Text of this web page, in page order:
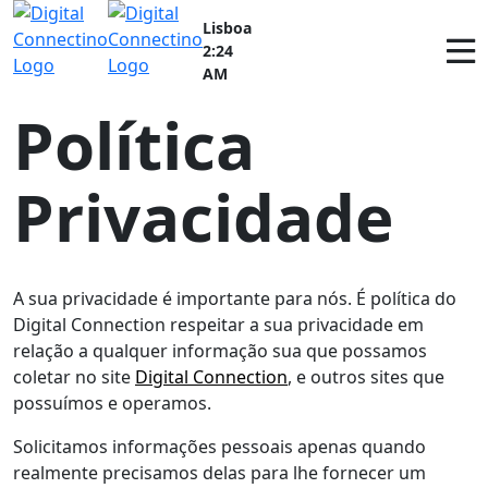
Lisboa
2:24
AM
Política
Privacidade
A sua privacidade é importante para nós. É política do
Digital Connection respeitar a sua privacidade em
relação a qualquer informação sua que possamos
coletar no site Digital Connection, e outros sites que
possuímos e operamos.
Solicitamos informações pessoais apenas quando
realmente precisamos delas para lhe fornecer um